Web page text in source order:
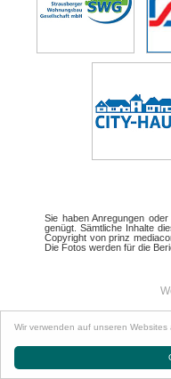
Wir verwenden auf unseren
Sie haben Anregungen
genügt. Sämtliche Inhalte
Copyright von prinz
Die Fotos werden für die
Partner • Impressum •